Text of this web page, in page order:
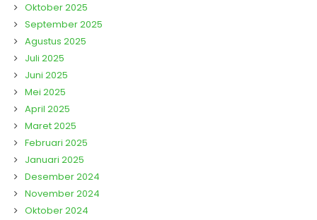
Oktober 2025
September 2025
Agustus 2025
Juli 2025
Juni 2025
Mei 2025
April 2025
Maret 2025
Februari 2025
Januari 2025
Desember 2024
November 2024
Oktober 2024